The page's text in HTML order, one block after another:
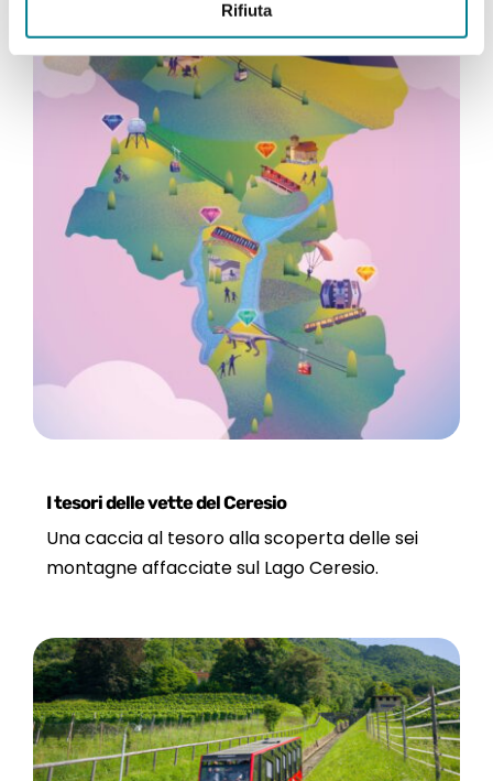
Rifiuta
I tesori delle vette del Ceresio
Una caccia al tesoro alla scoperta delle sei
montagne affacciate sul Lago Ceresio.